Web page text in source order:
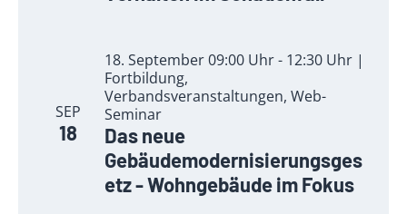
SEP
18
18. September 09:00 Uhr - 12:30 Uhr |
Fortbildung,
Verbandsveranstaltungen, Web-
Seminar
Das neue
Gebäudemodernisierungsges
etz - Wohngebäude im Fokus